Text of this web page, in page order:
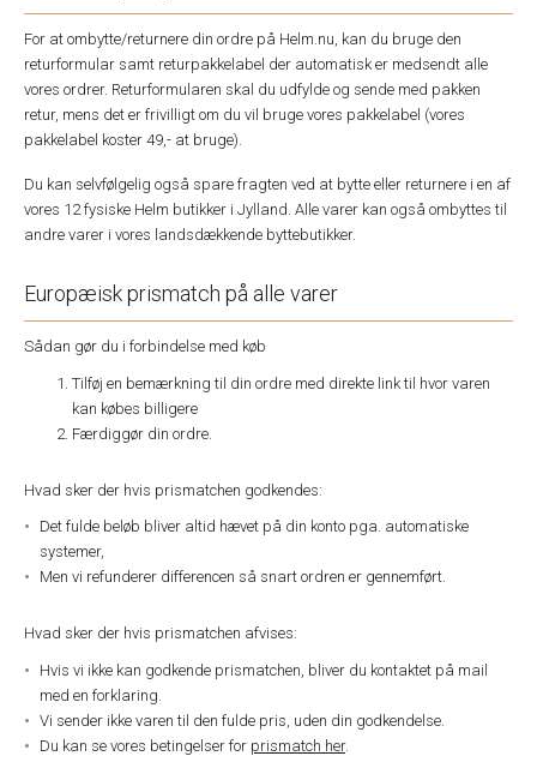
For at ombytte/returnere din ordre på Helm.nu, kan du bruge den
returformular samt returpakkelabel der automatisk er medsendt alle
vores ordrer. Returformularen skal du udfylde og sende med pakken
retur, mens det er frivilligt om du vil bruge vores pakkelabel (vores
pakkelabel koster 49,- at bruge).
Du kan selvfølgelig også spare fragten ved at bytte eller returnere i en af
vores 12 fysiske Helm butikker i Jylland. Alle varer kan også ombyttes til
andre varer i vores landsdækkende byttebutikker.
Europæisk prismatch på alle varer
Sådan gør du i forbindelse med køb
Tilføj en bemærkning til din ordre med direkte link til hvor varen
kan købes billigere
Færdiggør din ordre.
Hvad sker der hvis prismatchen godkendes:
Det fulde beløb bliver altid hævet på din konto pga. automatiske
systemer,
Men vi refunderer differencen så snart ordren er gennemført.
Hvad sker der hvis prismatchen afvises:
Hvis vi ikke kan godkende prismatchen, bliver du kontaktet på mail
med en forklaring.
Vi sender ikke varen til den fulde pris, uden din godkendelse.
Du kan se vores betingelser for prismatch her.